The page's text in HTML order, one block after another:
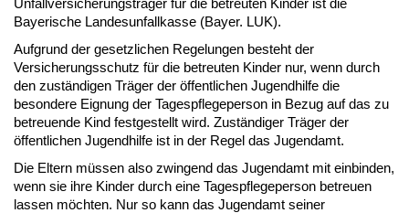
Bayerische Landesunfallkasse (Bayer. LUK).
Aufgrund der gesetzlichen Regelungen besteht der
Versicherungsschutz für die betreuten Kinder nur, wenn durch
den zuständigen Träger der öffentlichen Jugendhilfe die
besondere Eignung der Tagespflegeperson in Bezug auf das zu
betreuende Kind festgestellt wird. Zuständiger Träger der
öffentlichen Jugendhilfe ist in der Regel das Jugendamt.
Die Eltern müssen also zwingend das Jugendamt mit einbinden,
wenn sie ihre Kinder durch eine Tagespflegeperson betreuen
lassen möchten. Nur so kann das Jugendamt seiner